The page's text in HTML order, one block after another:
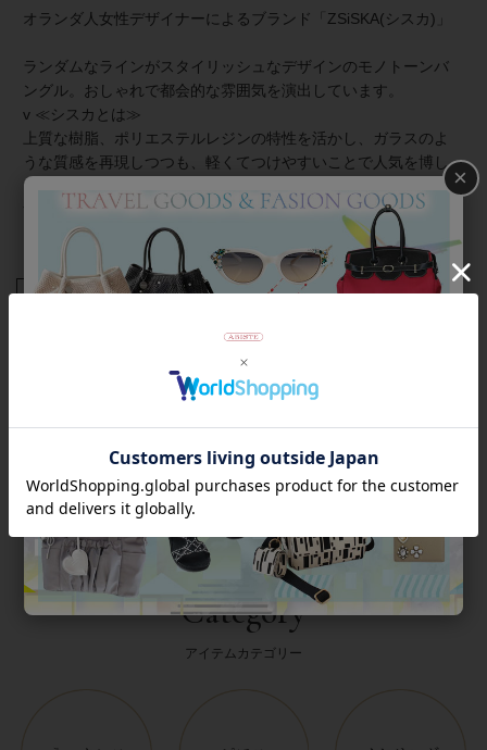
オランダ人女性デザイナーによるブランド「ZSiSKA(シスカ)」
ランダムなラインがスタイリッシュなデザインのモノトーンバ
ングル。おしゃれで都会的な雰囲気を演出しています。
v ≪シスカとは≫
上質な樹脂、ポリエステルレジンの特性を活かし、ガラスのよ
うな質感を再現しつつも、軽くてつけやすいことで人気を博し
ています。 金属アレルギーの方でも安心してお使いいただけま
商品番号 4150123
返品について
Category
アイテムカテゴリー
×